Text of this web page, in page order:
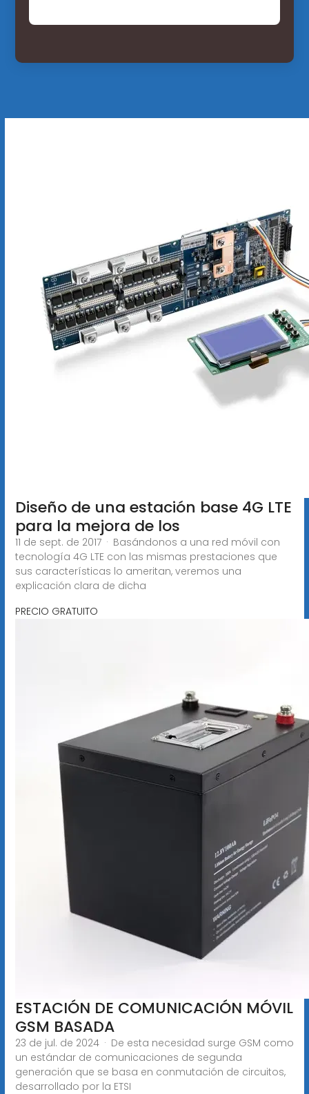
Diseño de una estación base 4G LTE
para la mejora de los
11 de sept. de 2017 · Basándonos a una red móvil con
tecnología 4G LTE con las mismas prestaciones que
sus características lo ameritan, veremos una
explicación clara de dicha
PRECIO GRATUITO
ESTACIÓN DE COMUNICACIÓN MÓVIL
GSM BASADA
23 de jul. de 2024 · De esta necesidad surge GSM como
un estándar de comunicaciones de segunda
generación que se basa en conmutación de circuitos,
desarrollado por la ETSI